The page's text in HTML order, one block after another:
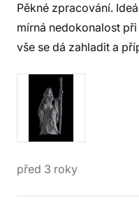
Pěkné zpracování.
mírná nedokonalost
vše se dá zahladit a
před 3 roky